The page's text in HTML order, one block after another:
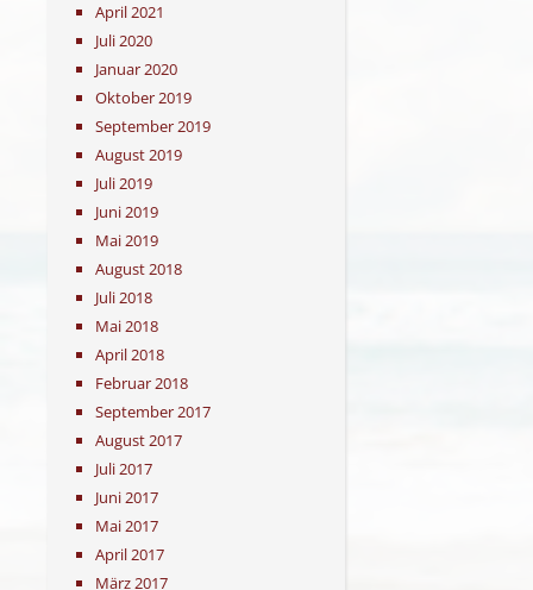
April 2021
Juli 2020
Januar 2020
Oktober 2019
September 2019
August 2019
Juli 2019
Juni 2019
Mai 2019
August 2018
Juli 2018
Mai 2018
April 2018
Februar 2018
September 2017
August 2017
Juli 2017
Juni 2017
Mai 2017
April 2017
März 2017